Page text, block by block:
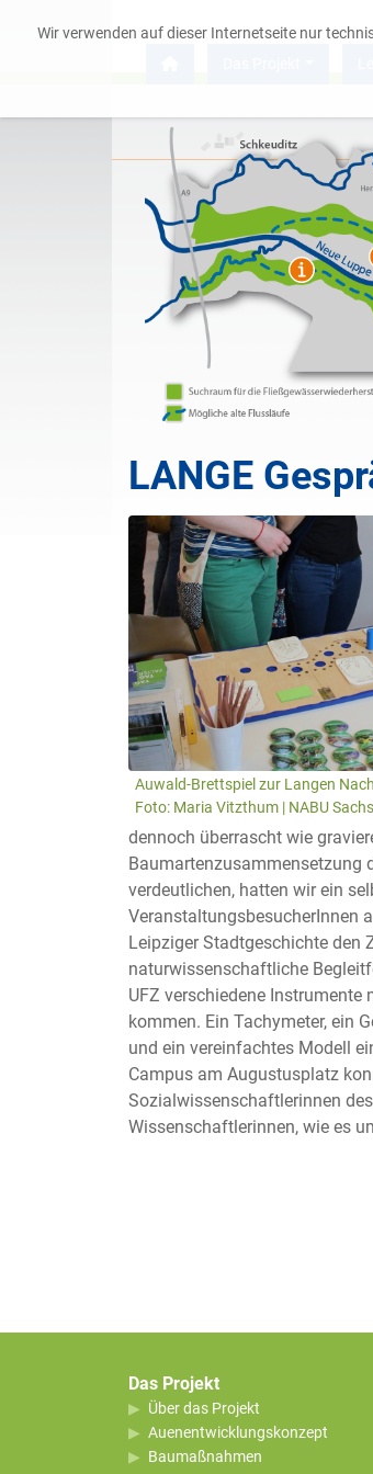
Wir verwenden auf dieser Internetseite nur
Leipziger Auwald
LANGE
Auwald-Brettspiel zur Langen
Foto: Maria Vitzthum | NABU
dennoch überrascht wie
Baumartenzusammensetzung
verdeutlichen, hatten wir ein
VeranstaltungsbesucherInnen
Leipziger Stadtgeschichte den
naturwissenschaftliche
UFZ verschiedene
kommen. Ein Tachymeter, ein
und ein vereinfachtes Modell
Campus am Augustusplatz
Sozialwissenschaftlerinnen
Wissenschaftlerinnen, wie es
Das Projekt
Über das Projekt
Auenentwicklungskonzept
Baumaßnahmen